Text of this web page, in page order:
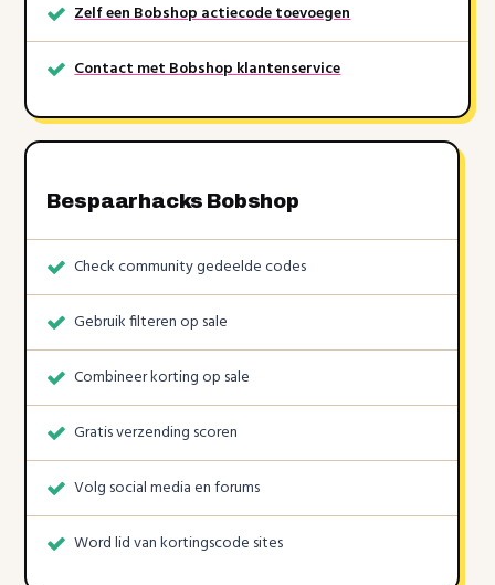
Zelf een Bobshop actiecode toevoegen
Contact met Bobshop klantenservice
Bespaarhacks Bobshop
Check community gedeelde codes
Gebruik filteren op sale
Combineer korting op sale
Gratis verzending scoren
Volg social media en forums
Word lid van kortingscode sites